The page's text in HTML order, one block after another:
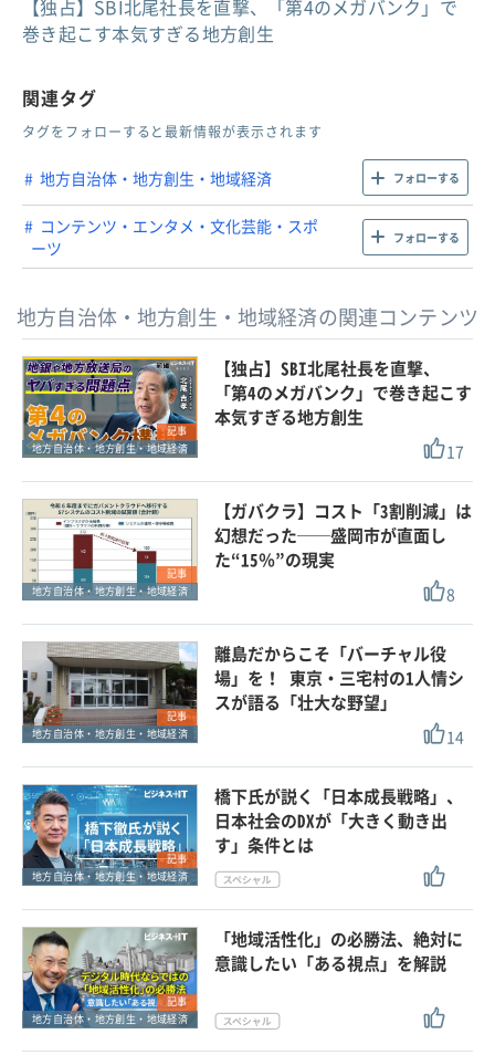
【独占】SBI北尾社長を直撃、「第4のメガバンク」で
巻き起こす本気すぎる地方創生
関連タグ
タグをフォローすると最新情報が表示されます
地方自治体・地方創生・地域経済 フォローする
コンテンツ・エンタメ・文化芸能・スポ
ーツ
フォローする
地方自治体・地方創生・地域経済の関連コンテンツ
記事
地方自治体・地方創生・地域経済
【独占】SBI北尾社長を直撃、
「第4のメガバンク」で巻き起こす
本気すぎる地方創生
17
記事
地方自治体・地方創生・地域経済
【ガバクラ】コスト「3割削減」は
幻想だった──盛岡市が直面し
た“15％”の現実
8
記事
地方自治体・地方創生・地域経済
離島だからこそ「バーチャル役
場」を！ 東京・三宅村の1人情シ
スが語る「壮大な野望」
14
記事
地方自治体・地方創生・地域経済
橋下氏が説く「日本成長戦略」、
日本社会のDXが「大きく動き出
す」条件とは
記事
地方自治体・地方創生・地域経済
「地域活性化」の必勝法、絶対に
意識したい「ある視点」を解説